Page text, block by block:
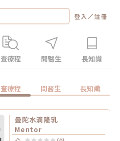
登入 ／註冊
查療程 問醫生 長知識
查療程 問醫生 長知識
曼陀水滴隆乳
Mentor